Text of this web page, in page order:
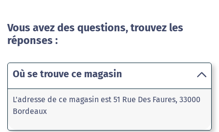
Vous avez des questions, trouvez les
réponses :
Où se trouve ce magasin
L'adresse de ce magasin est 51 Rue Des Faures, 33000
Bordeaux